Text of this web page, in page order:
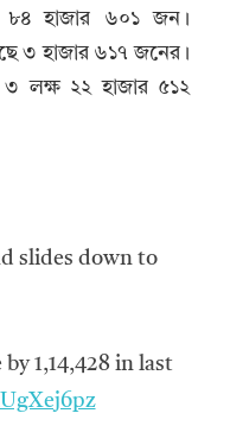
৮৪ হাজার ৬০১ জন।
৩ হাজার ৬১৭ জনের।
লক্ষ ২২ হাজার ৫১২
slides down to
1,14,428 in last